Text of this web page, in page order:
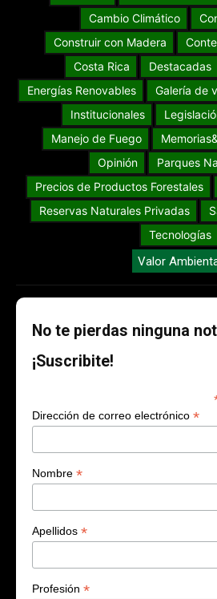
Cambio Climático
Construir con Madera
Costa Rica
Destacadas
Energías Renovables
Galería de
Institucionales
Manejo de Fuego
Opinión
Parques
Precios de Productos Forestales
Reservas Naturales Privadas
Tecnologías
Valor
No te pierdas ninguna
¡Suscribite!
Dirección de correo electrónico *
Nombre *
Apellidos *
Profesión *